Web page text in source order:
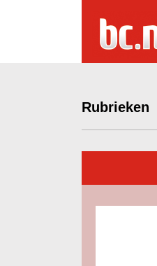
Rubrieken